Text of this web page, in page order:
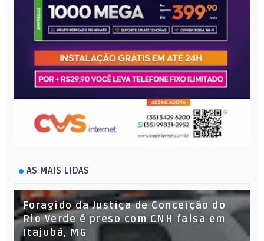
AS MAIS LIDAS
Foragido da Justiça de Conceição do
Rio Verde é preso com CNH falsa em
Itajubá, MG